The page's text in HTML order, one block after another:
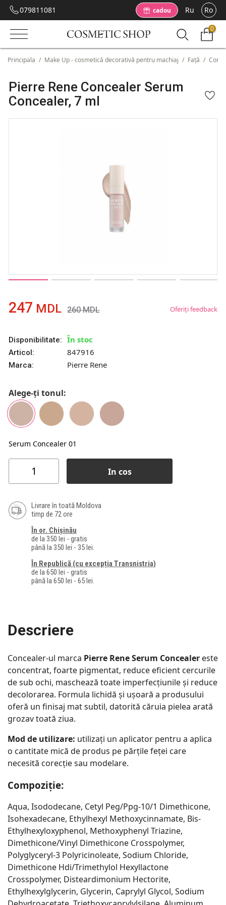
079811081 cadou Ru Ro
0
Principala / Make Up - cosmetică decorativă pentru machiaj / Față /
Pierre Rene Concealer Serum
Concealer, 7 ml
247 MDL 260MDL Oferiți feedback
Disponibilitate: În stoc
Articol: 847916
Marca: Pierre Rene
Alege-ți tonul:
Serum Concealer 01
In cos
Livrare în toată Moldova
timp de 72 ore
În or. Chișinău
de la 350 lei - gratis
până la 350 lei - 35 lei.
În Republică (cu excepția Transnistria)
de la 650 lei - gratis
până la 650 lei - 65 lei.
Descriere
Concealer-ul marca Pierre Rene Serum Concealer este
concentrat, foarte pigmentat, reduce eficient cercurile
de sub ochi, maschează toate imperfecțiunile și reduce
decolorarea. Formula lichidă și ușoară a produsului
oferă un finisaj mat subtil, datorită căruia pielea arată
grozav toată ziua.
Mod de utilizare: utilizați un aplicator pentru a aplica
o cantitate mică de produs pe părțile feței care
necesită corecție sau modelare.
Compoziție:
Aqua, Isododecane, Cetyl Peg/Ppg-10/1 Dimethicone,
Isohexadecane, Ethylhexyl Methoxycinnamate, Bis-
Ethylhexyloxyphenol, Methoxyphenyl Triazine,
Dimethicone/Vinyl Dimethicone Crosspolymer,
Polyglyceryl-3 Polyricinoleate, Sodium Chloride,
Dimethicone Hdi/Trimethylol Hexyllactone
Crosspolymer, Disteardimonium Hectorite,
Ethylhexylglycerin, Glycerin, Caprylyl Glycol, Sodium